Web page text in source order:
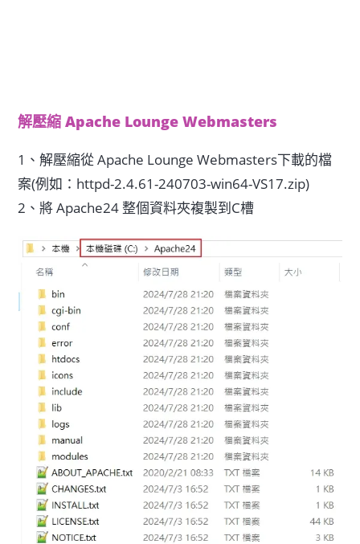
解壓縮 Apache Lounge Webmasters
1、解壓縮從 Apache Lounge Webmasters下載的檔
案(例如：httpd-2.4.61-240703-win64-VS17.zip)
2、將 Apache24 整個資料夾複製到C槽